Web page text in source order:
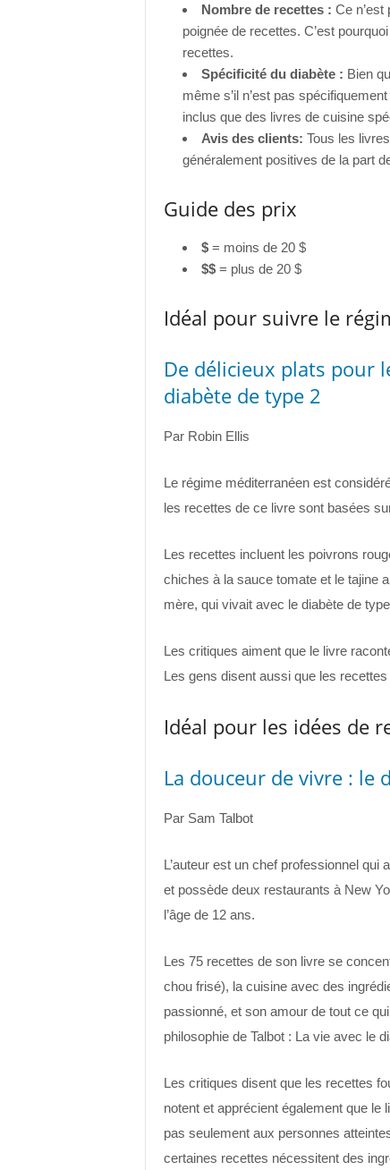
Nombre de recettes : Ce n’est
poignée de recettes. C’est
recettes.
Spécificité du diabète : Bien
même s’il n’est pas
inclus que des livres de cuisine
Avis des clients: Tous les
généralement positives de la part
Guide des prix
$ = moins de 20 $
$$= plus de 20 $
Idéal pour suivre le
De délicieux plats pour
diabète de type 2
Par Robin Ellis
Le régime méditerranéen est
les recettes de ce livre sont basées
Les recettes incluent les poivrons
chiches à la sauce tomate et le tajine
mère, qui vivait avec le diabète de
Les critiques aiment que le livre
Les gens disent aussi que les
Idéal pour les idées de
La douceur de vivre : le
Par Sam Talbot
L’auteur est un chef professionnel qui
et possède deux restaurants à New
l’âge de 12 ans.
Les 75 recettes de son livre se
chou frisé), la cuisine avec des
passionné, et son amour de tout ce
philosophie de Talbot : La vie avec le
Les critiques disent que les recettes
notent et apprécient également que
pas seulement aux personnes
certaines recettes nécessitent des